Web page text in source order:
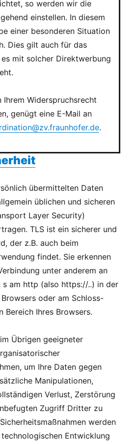
so werden wir die
einstellen. In diesem
einer besonderen Situation
Dies gilt auch für das
mit solcher Direktwerbung
Ihrem Widerspruchsrecht
genügt eine E-Mail an
.
übermittelten Daten
üblichen und sicheren
Layer Security)
TLS ist ein sicherer und
der z.B. auch beim
findet. Sie erkennen
unter anderem an
s am http (also https://..) in der
oder am Schloss-
Bereich Ihres Browsers.
Übrigen geeigneter
um Ihre Daten gegen
Manipulationen,
Verlust, Zerstörung
Zugriff Dritter zu
werden
Entwicklung